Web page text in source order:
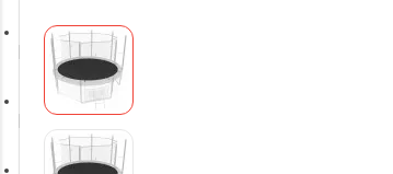
Оборудование для настольного тенниса